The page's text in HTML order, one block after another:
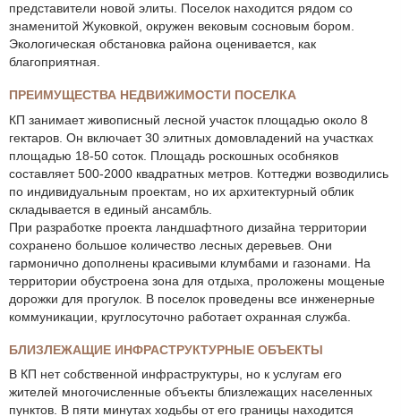
представители новой элиты. Поселок находится рядом со
знаменитой Жуковкой, окружен вековым сосновым бором.
Экологическая обстановка района оценивается, как
благоприятная.
ПРЕИМУЩЕСТВА НЕДВИЖИМОСТИ ПОСЕЛКА
КП занимает живописный лесной участок площадью около 8
гектаров. Он включает 30 элитных домовладений на участках
площадью 18-50 соток. Площадь роскошных особняков
составляет 500-2000 квадратных метров. Коттеджи возводились
по индивидуальным проектам, но их архитектурный облик
складывается в единый ансамбль.
При разработке проекта ландшафтного дизайна территории
сохранено большое количество лесных деревьев. Они
гармонично дополнены красивыми клумбами и газонами. На
территории обустроена зона для отдыха, проложены мощеные
дорожки для прогулок. В поселок проведены все инженерные
коммуникации, круглосуточно работает охранная служба.
БЛИЗЛЕЖАЩИЕ ИНФРАСТРУКТУРНЫЕ ОБЪЕКТЫ
В КП нет собственной инфраструктуры, но к услугам его
жителей многочисленные объекты близлежащих населенных
пунктов. В пяти минутах ходьбы от его границы находится